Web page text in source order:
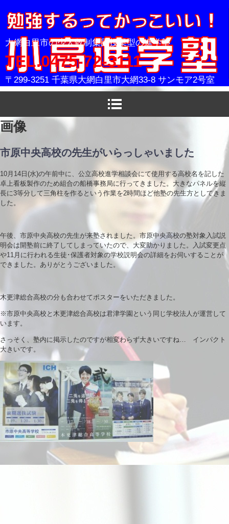
小高進学塾
大網白里市の少人数制集団授業型の進学塾
TEL.0475-72-3111
〒299-3251 千葉県大網白里市大網33-8 サンモア2号室
画像
市原中央高校の先生がいらっしゃいました
10月14日(水)の午前中に、公立高校進学相談会にて使用する高校名を記した
卓上看板製作のため組合の船橋事務局に行ってきました。大きなパネルを縦
長に3等分して三角柱を作るという作業を2時間ほど他塾の先生方としてきま
した。
午後、市原中央高校の先生が来塾されました。市原中央高校の塾対象入試説
明会は開塾前に終了してしまっていたので、大変助かりました。入試変更点
や11月に行われる生徒･保護者対象の学校説明会の詳細をお伺いすることが
できました。ありがとうございました。
木更津総合高校の分も合わせてポスターをいただきました。
※市原中央高校と木更津総合高校は君津学園という同じ学校法人が運営して
います。
さっそく、塾内に掲示したのですが相変わらず大きいですね… インパクト
大きいです。